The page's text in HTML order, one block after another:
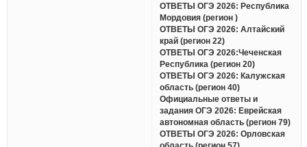
ОТВЕТЫ ОГЭ 2026: Республика
Мордовия (регион )
ОТВЕТЫ ОГЭ 2026: Алтайский
край (регион 22)
ОТВЕТЫ ОГЭ 2026:Чеченская
Республика (регион 20)
ОТВЕТЫ ОГЭ 2026: Калужская
область (регион 40)
Официальные ответы и
задания ОГЭ 2026: Еврейская
автономная область (регион 79)
ОТВЕТЫ ОГЭ 2026: Орловская
область (регион 57)